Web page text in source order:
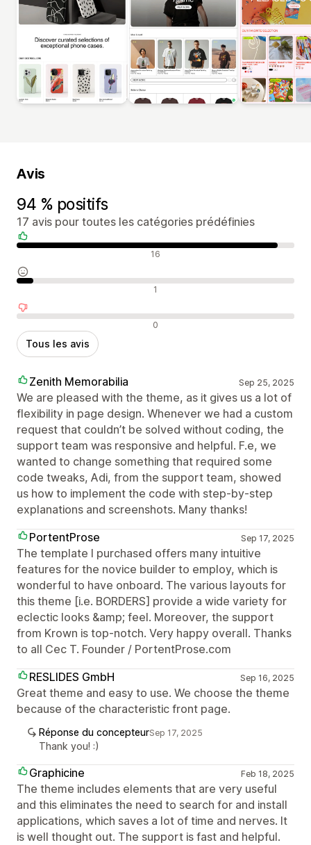
Avis
94 % positifs
17 avis pour toutes les catégories prédéfinies
Avis positifs 16
Avis neutres 1
Avis négatifs 0
Tous les avis
Zenith Memorabilia Sep 25, 2025
We are pleased with the theme, as it gives us a lot of
flexibility in page design. Whenever we had a custom
request that couldn’t be solved without coding, the
support team was responsive and helpful. F.e, we
wanted to change something that required some
code tweaks, Adi, from the support team, showed
us how to implement the code with step-by-step
explanations and screenshots. Many thanks!
PortentProse
Sep 17, 2025
The template I purchased offers many intuitive
features for the novice builder to employ, which is
wonderful to have onboard. The various layouts for
this theme [i.e. BORDERS] provide a wide variety for
eclectic looks &amp; feel. Moreover, the support
from Krown is top-notch. Very happy overall. Thanks
to all Cec T. Founder / PortentProse.com
RESLIDES GmbH
Sep 16, 2025
Great theme and easy to use. We choose the theme
because of the characteristic front page.
Réponse du concepteurSep 17, 2025
Thank you! :)
Graphicine Feb 18, 2025
The theme includes elements that are very useful
and this eliminates the need to search for and install
applications, which saves a lot of time and nerves. It
is well thought out. The support is fast and helpful.